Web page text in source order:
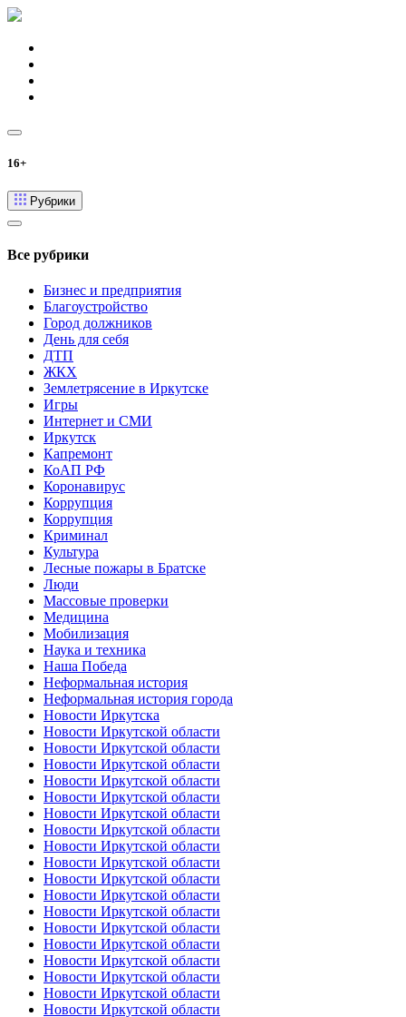
16+
Рубрики
Все рубрики
Бизнес и предприятия
Благоустройство
Город должников
День для себя
ДТП
ЖКХ
Землетрясение в Иркутске
Игры
Интернет и СМИ
Иркутск
Капремонт
КоАП РФ
Коронавирус
Коррупция
Коррупция
Криминал
Культура
Лесные пожары в Братске
Люди
Массовые проверки
Медицина
Мобилизация
Наука и техника
Наша Победа
Неформальная история
Неформальная история города
Новости Иркутска
Новости Иркутской области
Новости Иркутской области
Новости Иркутской области
Новости Иркутской области
Новости Иркутской области
Новости Иркутской области
Новости Иркутской области
Новости Иркутской области
Новости Иркутской области
Новости Иркутской области
Новости Иркутской области
Новости Иркутской области
Новости Иркутской области
Новости Иркутской области
Новости Иркутской области
Новости Иркутской области
Новости Иркутской области
Новости Иркутской области